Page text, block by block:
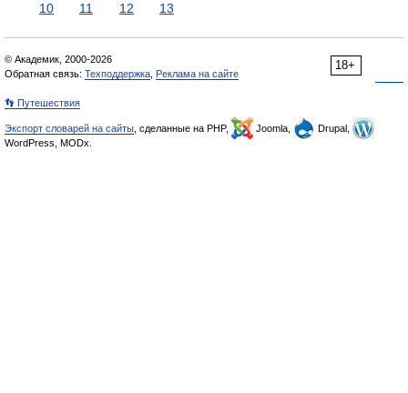
10
11 12 13
18+
© Академик, 2000-2026
Обратная связь: Техподдержка Реклама на сайте
👣 Путешествия
Экспорт словарей на сайты , сделанные на PHP, Joomla,
Drupal,
WordPress, MODx.